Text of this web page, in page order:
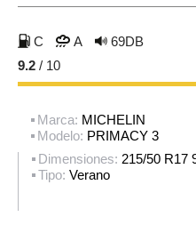
C A
69DB
9.2 / 10
Marca: MICHELIN
Modelo: PRIMACY 3
Dimensiones: 215/50 R17
Tipo: Verano